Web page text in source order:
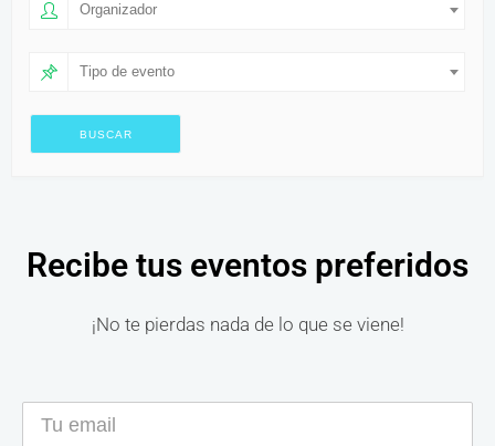
Organizador
Tipo de evento
Recibe tus eventos preferidos
¡No te pierdas nada de lo que se viene!